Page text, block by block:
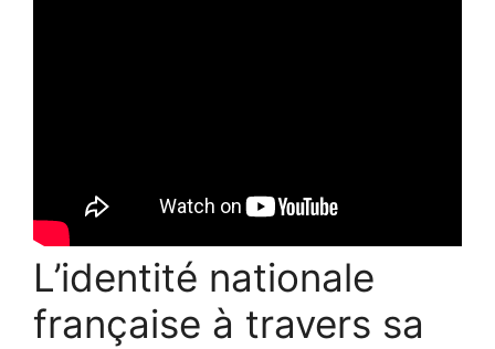
L’identité nationale
française à travers sa